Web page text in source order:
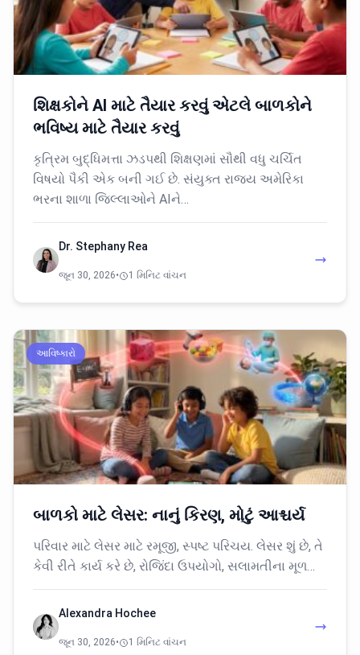
શિક્ષકોને AI માટે તૈયાર કરવું એટલે બાળકોને
ભવિષ્ય માટે તૈયાર કરવું
કૃત્રિમ બુદ્ધિમત્તા ઝડપથી શિક્ષણમાં સૌથી વધુ ચર્ચિત
વિષયો પૈકી એક બની ગઈ છે. સંયુક્ત રાજ્ય અમેરિકા
ભરના શાળા જિલ્લાઓને AIને…
Dr. Stephany Rea
જૂન 30, 2026• 1 મિનિટ વાંચન
આવિષ્કારો
બાળકો માટે લેસર: નાનું કિરણ, મોટું આશ્ચર્ય
પરિવાર માટે લેસર માટે રમૂજી, સ્પષ્ટ પરિચય. લેસર શું છે, તે
કેવી રીતે કાર્ય કરે છે, રોજિંદા ઉપયોગો, સલામતીના મૂળ…
Alexandra Hochee
જૂન 30, 2026• 1 મિનિટ વાંચન